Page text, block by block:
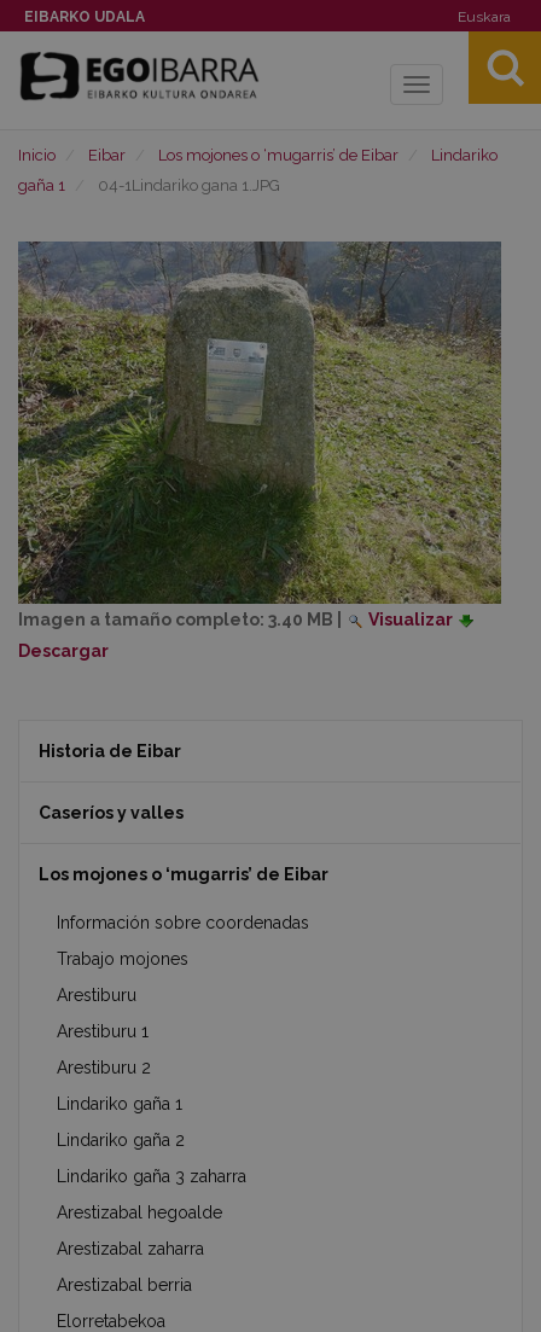
EIBARKO UDALA Euskara
Toggle
Inicio Eibar Los mojones o ‘mugarris’ de Eibar
Lindariko
gaña 1
04-1Lindariko gana 1.JPG
Imagen a tamaño completo: 3.40 MB
Visualizar
Descargar
Historia de Eibar
Caseríos y valles
Los mojones o ‘mugarris’ de Eibar
Información sobre coordenadas
Trabajo mojones
Arestiburu
Arestiburu 1
Arestiburu 2
Lindariko gaña 1
Lindariko gaña 2
Lindariko gaña 3 zaharra
Arestizabal hegoalde
Arestizabal zaharra
Arestizabal berria
Elorretabekoa